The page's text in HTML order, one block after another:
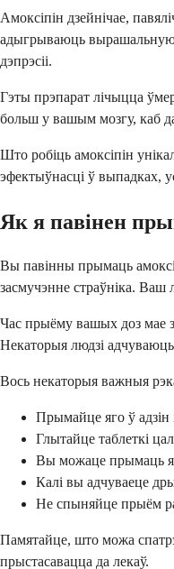
Амоксіпін дзейнічае,
адыгрываюць вырашальную
дэпрэсіі.
Гэты прэпарат лічыцца
больш у вашым мозгу, каб
Што робіць амоксіпін
эфектыўнасці ў выпадках,
Як я павінен
Вы павінны прымаць
засмучэнне страўніка. Ваш
Час прыёму вашых доз мае
Некаторыя людзі
Вось некаторыя важныя
Прымайце яго ў адзін
Глытайце таблеткі
Вы можаце прымаць
Калі вы адчуваеце
Не спыняйце прыём
Памятайце, што можа
прыстасавацца да лекаў.